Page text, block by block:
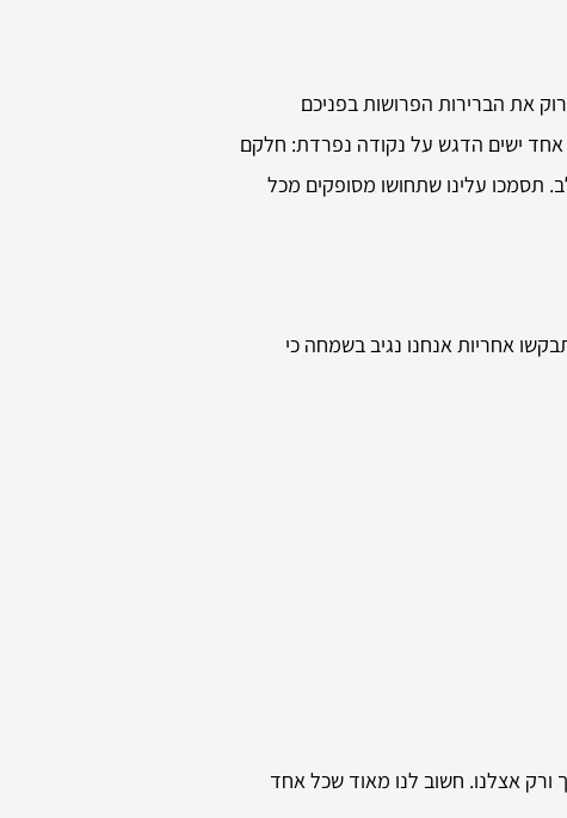
את הברירות הפרושות בפניכם
אחד ישים הדגש על נקודה נפרדת: חלקם
תסמכו עלינו שתחושו מסופקים מכל
אחריות אנחנו נגיב בשמחה כי
ורק אצלנו. חשוב לנו מאוד שכל אחד